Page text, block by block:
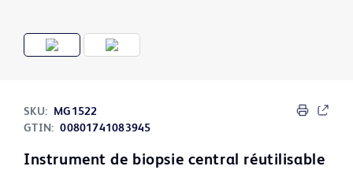
SKU:
MG1522
GTIN: 00801741083945
Instrument de biopsie central réutilisable